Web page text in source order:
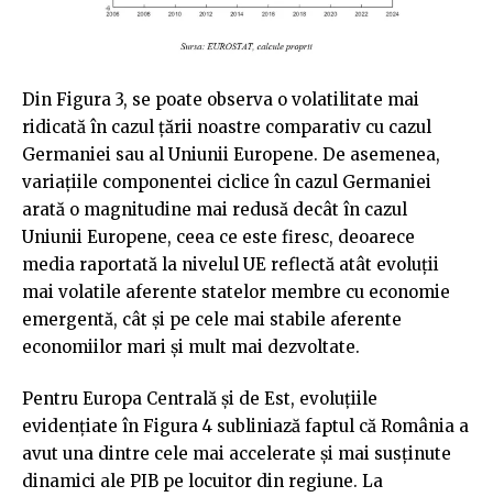
Din Figura 3, se poate observa o volatilitate mai
ridicată în cazul țării noastre comparativ cu cazul
Germaniei sau al Uniunii Europene. De asemenea,
variațiile componentei ciclice în cazul Germaniei
arată o magnitudine mai redusă decât în cazul
Uniunii Europene, ceea ce este firesc, deoarece
media raportată la nivelul UE reflectă atât evoluții
mai volatile aferente statelor membre cu economie
emergentă, cât și pe cele mai stabile aferente
economiilor mari și mult mai dezvoltate.
Pentru Europa Centrală și de Est, evoluțiile
evidențiate în Figura 4 subliniază faptul că România a
avut una dintre cele mai accelerate și mai susținute
dinamici ale PIB pe locuitor din regiune. La